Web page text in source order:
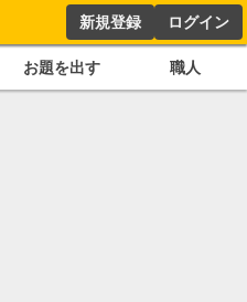
新規登録 ログイン
お題を出す 職人